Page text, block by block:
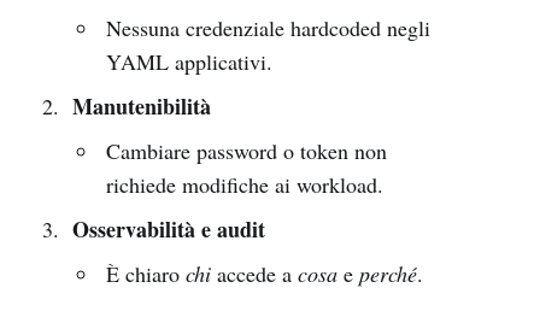
Nessuna credenziale hardcoded negli
YAML applicativi.
Manutenibilità
Cambiare password o token non
richiede modifiche ai workload.
Osservabilità e audit
È chiarochi accede acosa eperché.